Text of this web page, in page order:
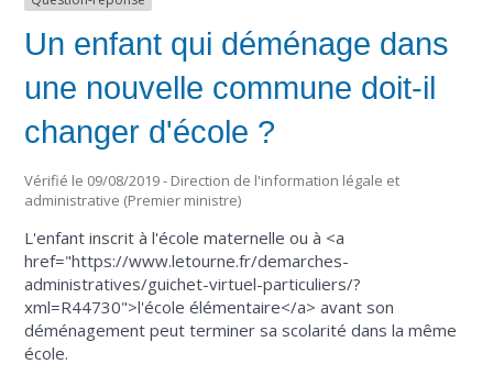
Un enfant qui déménage dans
une nouvelle commune doit-il
changer d'école ?
Vérifié le 09/08/2019 - Direction de l'information légale et
administrative (Premier ministre)
L'enfant inscrit à l'école maternelle ou à <a
href="https://www.letourne.fr/demarches-
administratives/guichet-virtuel-particuliers/?
xml=R44730">l'école élémentaire</a> avant son
déménagement peut terminer sa scolarité dans la même
école.